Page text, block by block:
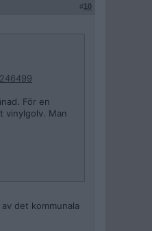
#10
För en
vinylgolv. Man
det kommunala